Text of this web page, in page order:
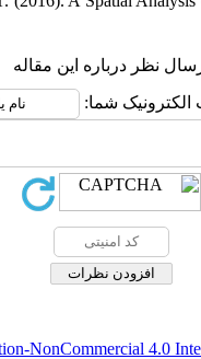
نظر درباره این مقاله
الکترونیک شما:
NonCommercial 4.0